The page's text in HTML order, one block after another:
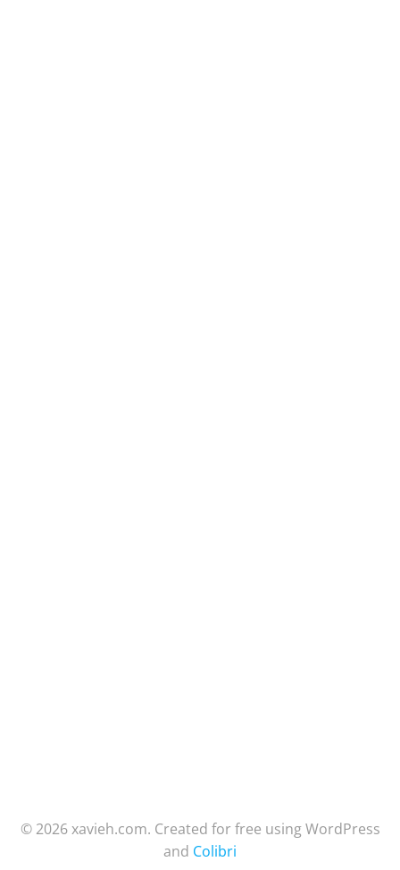
© 2026 xavieh.com. Created for free using WordPress
and Colibri